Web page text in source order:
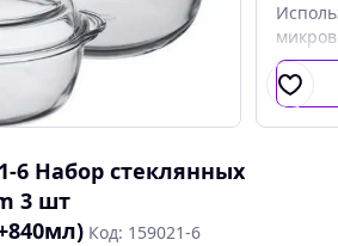
6 Набор стеклянных
3 шт
Код: 159021-6